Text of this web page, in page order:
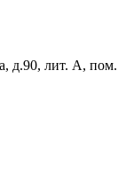
д.90, лит. А, пом.